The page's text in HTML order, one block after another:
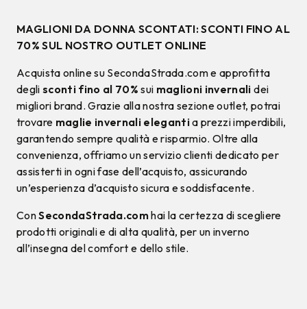
MAGLIONI DA DONNA SCONTATI: SCONTI FINO AL
70% SUL NOSTRO OUTLET ONLINE
Acquista online su SecondaStrada.com e approfitta
deglisconti fino al 70% sui maglioni invernali dei
migliori brand. Grazie alla nostra sezione outlet, potrai
trovare maglie invernali elegantia prezzi imperdibili,
garantendo sempre qualità e risparmio. Oltre alla
convenienza, offriamo un servizio clienti dedicato per
assisterti in ogni fase dell’acquisto, assicurando
un’esperienza d’acquisto sicura e soddisfacente.
ConSecondaStrada.comhai la certezza di scegliere
prodotti originali e di alta qualità, per un inverno
all’insegna del comfort e dello stile.